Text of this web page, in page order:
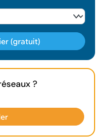
(gratuit)
panier !
?